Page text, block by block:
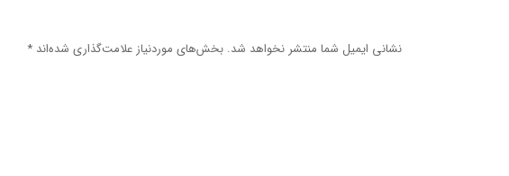
نشانی ایمیل شما منتشر نخواهد شد. بخش‌های موردنیاز علامت‌گذاری شده‌اند *